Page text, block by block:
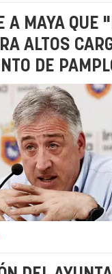
A MAYA QUE
ALTOS
DE